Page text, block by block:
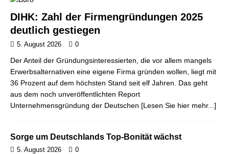
DIHK: Zahl der Firmengründungen 2025
deutlich gestiegen
5. August 2026 0
Der Anteil der Gründungsinteressierten, die vor allem mangels
Erwerbsalternativen eine eigene Firma gründen wollen, liegt mit
36 Prozent auf dem höchsten Stand seit elf Jahren. Das geht
aus dem noch unveröffentlichten Report
Unternehmensgründung der Deutschen [Lesen Sie hier mehr...]
Sorge um Deutschlands Top-Bonität wächst
5. August 2026 0